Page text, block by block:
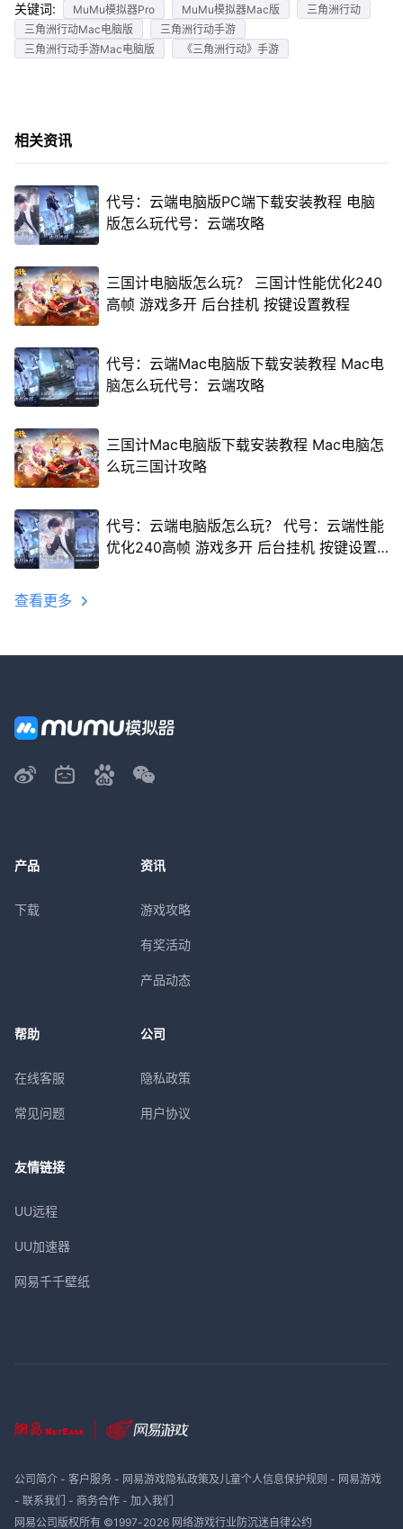
关键词: MuMu模拟器Pro MuMu模拟器Mac版
三角洲行动
三角洲行动Mac电脑版
三角洲行动手游
三角洲行动手游Mac电脑版
《三角洲行动》手游
相关资讯
代号：云端电脑版PC端下载安装教程 电脑
版怎么玩代号：云端攻略
三国计电脑版怎么玩？ 三国计性能优化240
高帧 游戏多开 后台挂机 按键设置教程
代号：云端Mac电脑版下载安装教程 Mac电
脑怎么玩代号：云端攻略
三国计Mac电脑版下载安装教程 Mac电脑怎
么玩三国计攻略
代号：云端电脑版怎么玩？ 代号：云端性能
优化240高帧 游戏多开 后台挂机 按键设置
查看更多
产品
下载
资讯
游戏攻略
有奖活动
产品动态
帮助
在线客服
常见问题
公司
隐私政策
用户协议
友情链接
UU远程
UU加速器
网易千千壁纸
公司简介- 客户服务- 网易游戏隐私政策及儿童个人信息保护规则 - 网易游戏
- 联系我们 - 商务合作- 加入我们
网易公司版权所有 ©1997-2026 网络游戏行业防沉迷自律公约